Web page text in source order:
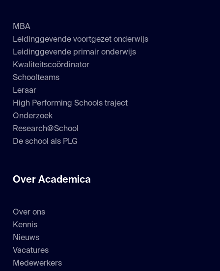
MBA
Leidinggevende voortgezet onderwijs
Leidinggevende primair onderwijs
Kwaliteitscoördinator
Schoolteams
Leraar
High Performing Schools traject
Onderzoek
Research@School
De school als PLG
Over Academica
Over ons
Kennis
Nieuws
Vacatures
Medewerkers